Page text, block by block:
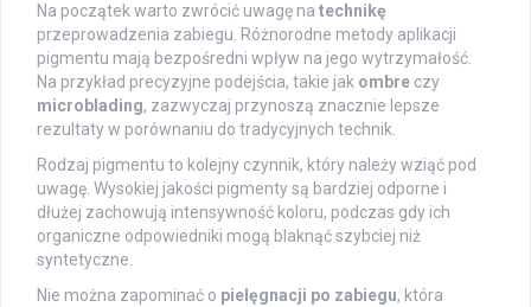
Na początek warto zwrócić uwagę na technikę
przeprowadzenia zabiegu. Różnorodne metody aplikacji
pigmentu mają bezpośredni wpływ na jego wytrzymałość.
Na przykład precyzyjne podejścia, takie jak ombre czy
microblading, zazwyczaj przynoszą znacznie lepsze
rezultaty w porównaniu do tradycyjnych technik.
Rodzaj pigmentu to kolejny czynnik, który należy wziąć pod
uwagę. Wysokiej jakości pigmenty są bardziej odporne i
dłużej zachowują intensywność koloru, podczas gdy ich
organiczne odpowiedniki mogą blaknąć szybciej niż
syntetyczne.
Nie można zapominać o pielęgnacji po zabiegu, która